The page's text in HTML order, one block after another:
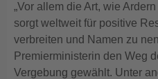
„Vor allem die Art, wie
sorgt weltweit für positive
verbreiten und Namen zu
Premierministerin den Weg
Vergebung gewählt. Unter